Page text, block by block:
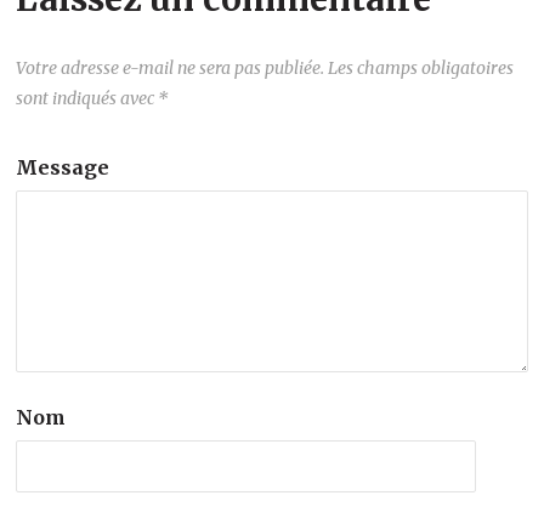
Votre adresse e-mail ne sera pas publiée. Les champs obligatoires
sont indiqués avec *
Message
Nom